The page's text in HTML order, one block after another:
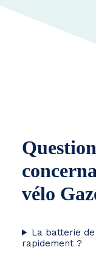
vélo
La batterie
rapidement ?